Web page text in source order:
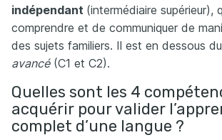
indépendant (intermédiaire supérieur),
comprendre et de communiquer de
des sujets familiers. Il est en dessous
avancé(C1 et C2).
Quelles sont les 4
acquérir pour valider
complet d’une langue ?